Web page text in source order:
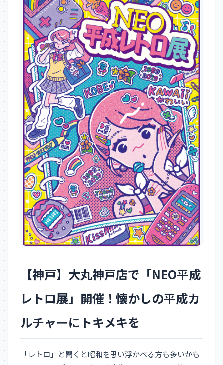
【神戸】大丸神戸店で「NEO平成
レトロ展」開催！懐かしの平成カ
ルチャーにトキメキを
「レトロ」と聞くと昭和を思い浮かべる方も多いかも